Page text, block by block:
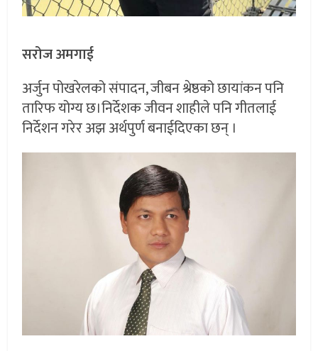
सरोज अमगाई
अर्जुन पोखरेलको संपादन, जीबन श्रेष्ठको छायांकन पनि
तारिफ योग्य छ।निर्देशक जीवन शाहीले पनि गीतलाई
निर्देशन गरेर अझ अर्थपुर्ण बनाईदिएका छन् ।